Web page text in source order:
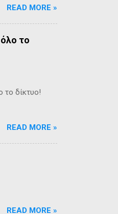
READ MORE »
το
το δίκτυο!
READ MORE »
READ MORE »